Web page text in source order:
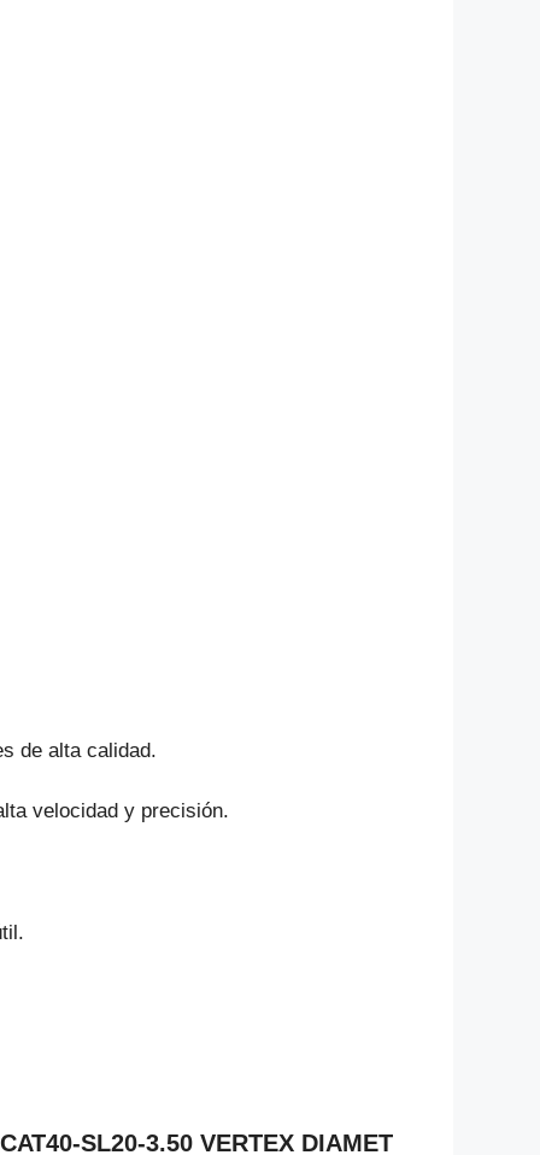
de alta calidad.
velocidad y precisión.
SL20-3.50 VERTEX DIAMET